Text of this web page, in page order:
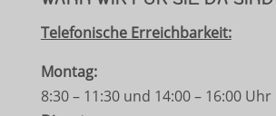
Telefonische Erreichbarkeit:
Montag:
8:30 – 11:30 und 14:00 – 16:00 Uhr